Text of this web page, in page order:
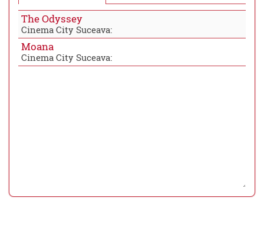
The Odyssey
Cinema City Suceava:
Moana
Cinema City Suceava: